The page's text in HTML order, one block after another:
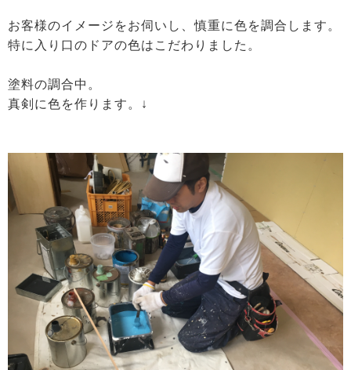
お客様のイメージをお伺いし、慎重に色を調合します。
特に入り口のドアの色はこだわりました。
塗料の調合中。
真剣に色を作ります。↓